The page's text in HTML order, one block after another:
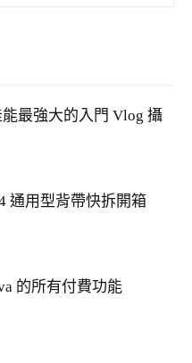
能最強大的入門 Vlog 攝
通用型背帶快拆開箱
的所有付費功能